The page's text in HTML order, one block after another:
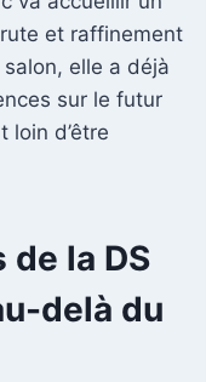
et raffinement
elle a déjà
sur le futur
loin d’être
la DS
delà du